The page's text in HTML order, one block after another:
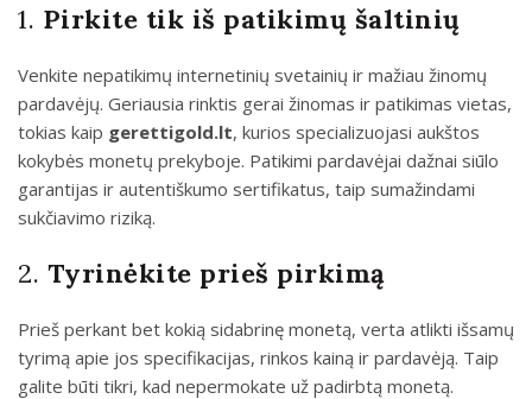
1. Pirkite tik iš patikimų šaltinių
Venkite nepatikimų internetinių svetainių ir mažiau žinomų
pardavėjų. Geriausia rinktis gerai žinomas ir patikimas vietas,
tokias kaip gerettigold.lt, kurios specializuojasi aukštos
kokybės monetų prekyboje. Patikimi pardavėjai dažnai siūlo
garantijas ir autentiškumo sertifikatus, taip sumažindami
sukčiavimo riziką.
2. Tyrinėkite prieš pirkimą
Prieš perkant bet kokią sidabrinę monetą, verta atlikti išsamų
tyrimą apie jos specifikacijas, rinkos kainą ir pardavėją. Taip
galite būti tikri, kad nepermokate už padirbtą monetą.